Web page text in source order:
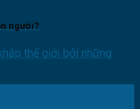
người?
thế giới bởi những